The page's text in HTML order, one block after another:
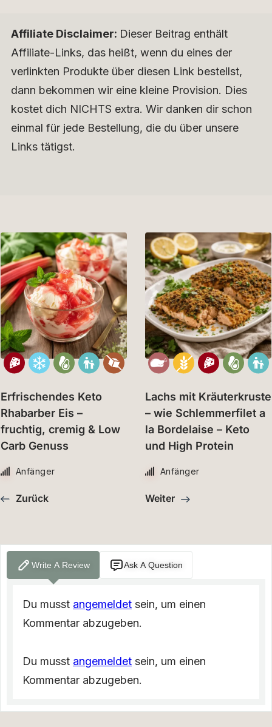
Affiliate Disclaimer: Dieser Beitrag enthält
Affiliate-Links, das heißt, wenn du eines der
verlinkten Produkte über diesen Link bestellst,
dann bekommen wir eine kleine Provision. Dies
kostet dich NICHTS extra. Wir danken dir schon
einmal für jede Bestellung, die du über unsere
Links tätigst.
Erfrischendes Keto
Rhabarber Eis –
fruchtig, cremig & Low
Carb Genuss
Anfänger
Zurück
Lachs mit Kräuterkruste
– wie Schlemmerfilet a
la Bordelaise – Keto
und High Protein
Anfänger
Weiter
Write A Review Ask A Question
Du musst angemeldet sein, um einen
Kommentar abzugeben.
Du musst angemeldet sein, um einen
Kommentar abzugeben.